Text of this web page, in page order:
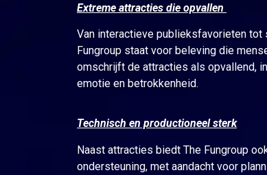
Extreme attracties die opvallen
Van interactieve publieksfavorieten tot
Fungroup staat voor beleving die
omschrijft de attracties als opvallend,
emotie en betrokkenheid.
Technisch en productioneel sterk
Naast attracties biedt The Fungroup
ondersteuning, met aandacht voor